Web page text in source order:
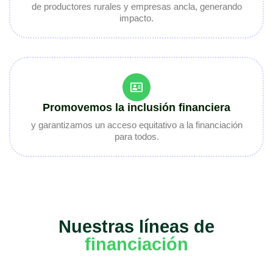
de productores rurales y empresas ancla, generando
impacto.
Promovemos la inclusión financiera
y garantizamos un acceso equitativo a la financiación
para todos.
Nuestras líneas de
financiación